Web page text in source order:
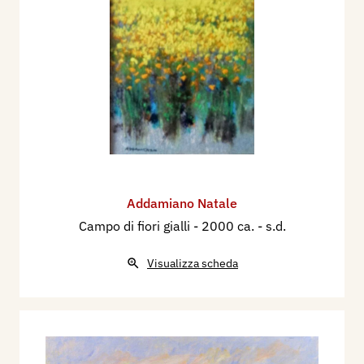
Addamiano Natale
Campo di fiori gialli - 2000 ca. - s.d.
Visualizza scheda